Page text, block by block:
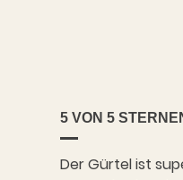
5 VON 5
Der Gürtel ist